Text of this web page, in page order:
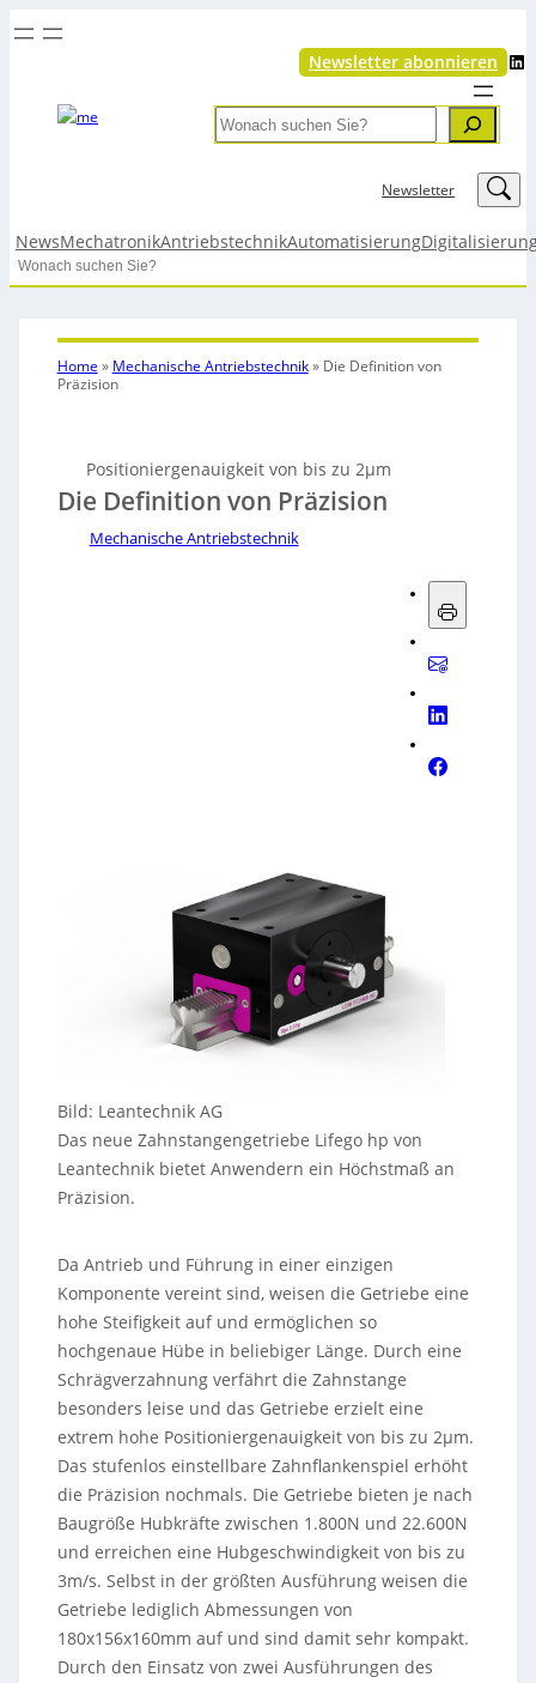
Newsletter abonnieren LinkedIn
Search
Newsletter LinkedIn
NewsMechatronikAntriebstechnikAutomatisierung
Search
Home » Mechanische Antriebstechnik» Die Definition von
Präzision
Positioniergenauigkeit von bis zu 2µm
Die Definition von Präzision
Mechanische Antriebstechnik
Bild: Leantechnik AG
Das neue Zahnstangengetriebe Lifego hp von
Leantechnik bietet Anwendern ein Höchstmaß an
Präzision.
Da Antrieb und Führung in einer einzigen
Komponente vereint sind, weisen die Getriebe eine
hohe Steifigkeit auf und ermöglichen so
hochgenaue Hübe in beliebiger Länge. Durch eine
Schrägverzahnung verfährt die Zahnstange
besonders leise und das Getriebe erzielt eine
extrem hohe Positioniergenauigkeit von bis zu 2µm.
Das stufenlos einstellbare Zahnflankenspiel erhöht
die Präzision nochmals. Die Getriebe bieten je nach
Baugröße Hubkräfte zwischen 1.800N und 22.600N
und erreichen eine Hubgeschwindigkeit von bis zu
3m/s. Selbst in der größten Ausführung weisen die
Getriebe lediglich Abmessungen von
180x156x160mm auf und sind damit sehr kompakt.
Durch den Einsatz von zwei Ausführungen des